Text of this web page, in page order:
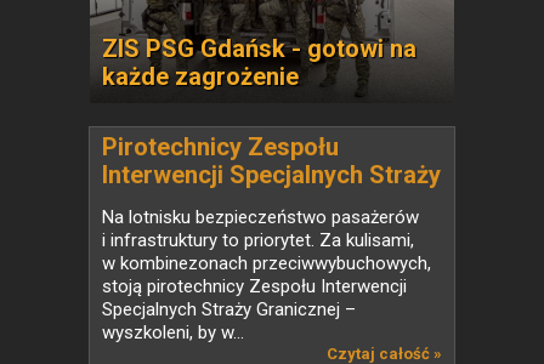
ZIS PSG Gdańsk - gotowi na
każde zagrożenie
Pirotechnicy Zespołu
Interwencji Specjalnych Straży
Granicznej - wywiad
Na lotnisku bezpieczeństwo pasażerów
i infrastruktury to priorytet. Za kulisami,
w kombinezonach przeciwwybuchowych,
stoją pirotechnicy Zespołu Interwencji
Specjalnych Straży Granicznej –
wyszkoleni, by w...
Czytaj całość »